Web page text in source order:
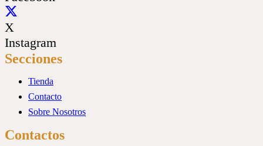
X
Instagram
Secciones
Tienda
Contacto
Sobre Nosotros
Contactos